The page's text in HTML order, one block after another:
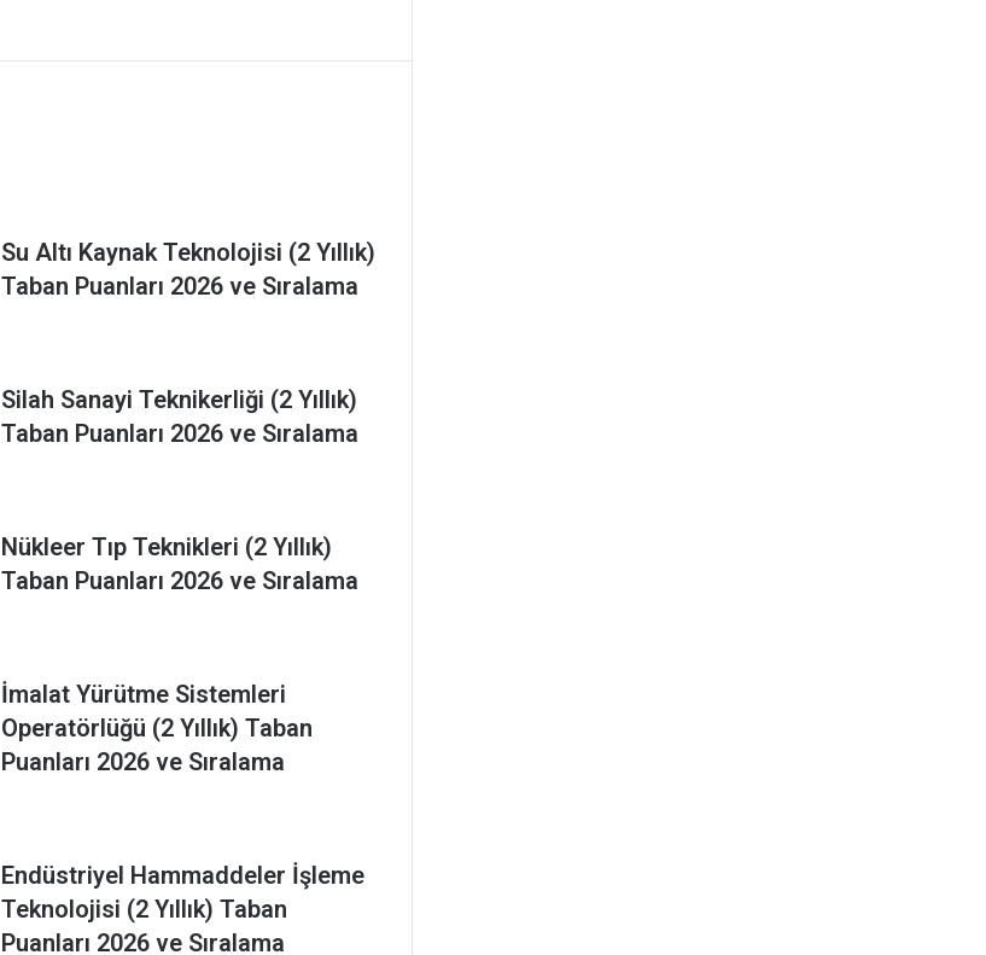
Su Altı Kaynak Teknolojisi (2 Yıllık)
Taban Puanları 2026 ve Sıralama
Silah Sanayi Teknikerliği (2 Yıllık)
Taban Puanları 2026 ve Sıralama
Nükleer Tıp Teknikleri (2 Yıllık)
Taban Puanları 2026 ve Sıralama
İmalat Yürütme Sistemleri
Operatörlüğü (2 Yıllık) Taban
Puanları 2026 ve Sıralama
Endüstriyel Hammaddeler İşleme
Teknolojisi (2 Yıllık) Taban
Puanları 2026 ve Sıralama